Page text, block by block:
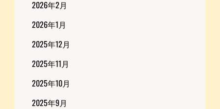
2026年2月
2026年1月
2025年12月
2025年11月
2025年10月
2025年9月